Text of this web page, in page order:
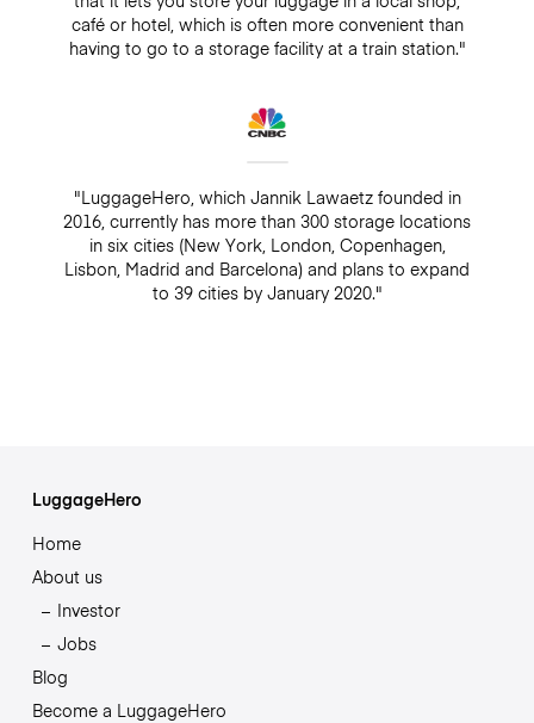
café or hotel, which is often more convenient than
having to go to a storage facility at a train station."
"LuggageHero, which Jannik Lawaetz founded in
2016, currently has more than 300 storage locations
in six cities (New York, London, Copenhagen,
Lisbon, Madrid and Barcelona) and plans to expand
to 39 cities by January 2020."
LuggageHero
Home
About us
Investor
Jobs
Blog
Become a LuggageHero